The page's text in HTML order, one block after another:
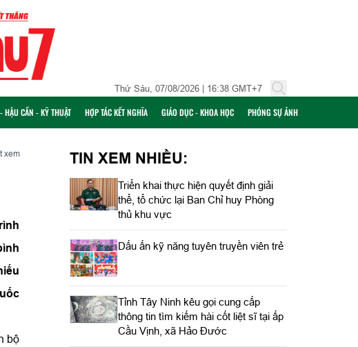
Thứ Sáu, 07/08/2026 | 16:38 GMT+7
HẬU CẦN - KỸ THUẬT HỢP TÁC KẾT NGHĨA GIÁO DỤC - KHOA HỌC PHÓNG SỰ ẢNH
xem
bộ
TIN XEM NHIỀU:
Triển khai thực hiện quyết định giải
thể, tổ chức lại Ban Chỉ huy Phòng
thủ khu vực
Dấu ấn kỹ năng tuyên truyền viên trẻ
Tỉnh Tây Ninh kêu gọi cung cấp
thông tin tìm kiếm hài cốt liệt sĩ tại ấp
Cầu Vịnh, xã Hảo Đước